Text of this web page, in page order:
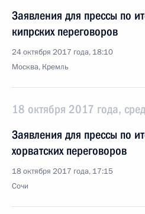
Заявления для прессы по
кипрских переговоров
24 октября 2017 года, 18:10
Москва, Кремль
18 октября 2017 года,
Заявления для прессы по
хорватских переговоров
18 октября 2017 года, 17:15
Сочи